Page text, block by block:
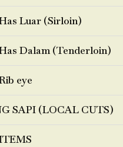
Luar (Sirloin)
Dalam (Tenderloin)
eye
SAPI (LOCAL CUTS)